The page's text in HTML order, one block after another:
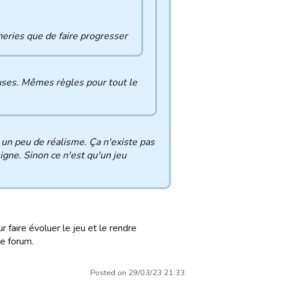
que de faire progresser
Mêmes règles pour tout le
peu de réalisme. Ça n'existe pas
Sinon ce n'est qu'un jeu
faire évoluer le jeu et le rendre
forum.
Posted on 29/03/23 21:33.